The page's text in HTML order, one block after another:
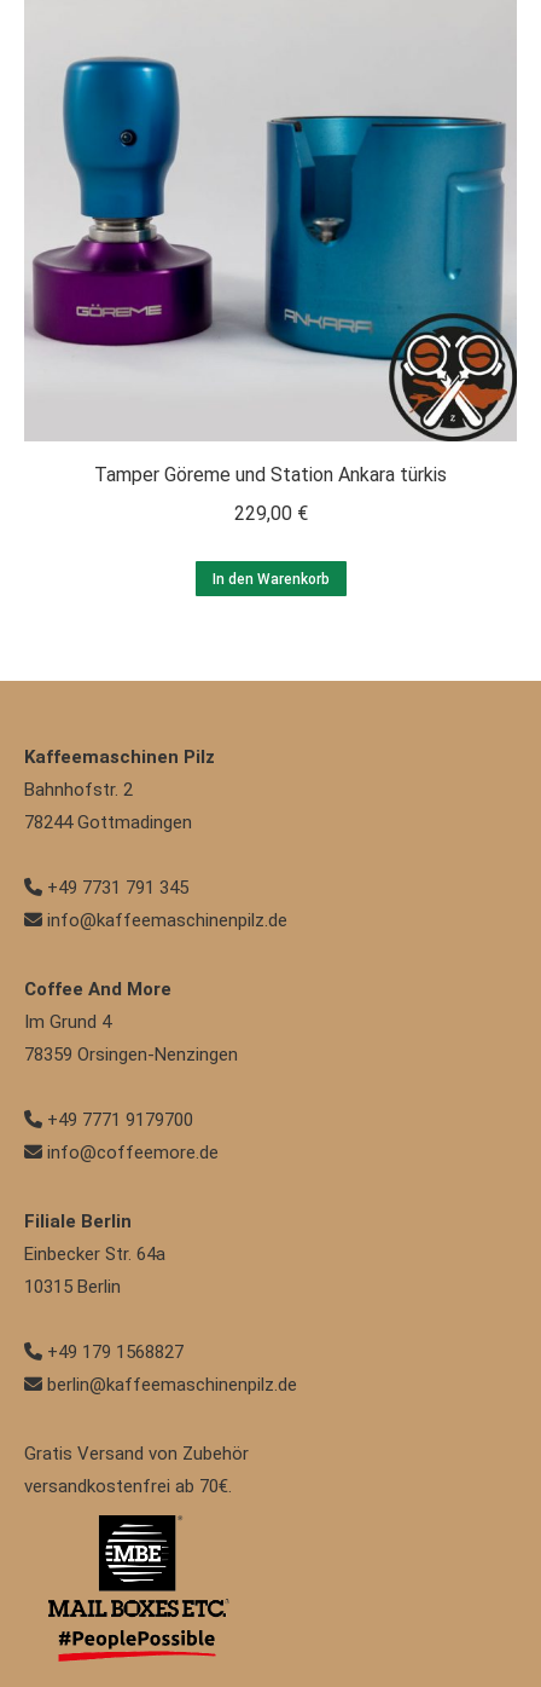
Tamper Göreme und Station Ankara türkis
229,00 €
In den Warenkorb
Kaffeemaschinen Pilz
Bahnhofstr. 2
78244 Gottmadingen
+49 7731 791 345
info@kaffeemaschinenpilz.de
Coffee And More
Im Grund 4
78359 Orsingen-Nenzingen
+49 7771 9179700
info@coffeemore.de
Filiale Berlin
Einbecker Str. 64a
10315 Berlin
+49 179 1568827
berlin@kaffeemaschinenpilz.de
Gratis Versand von Zubehör
versandkostenfrei ab 70€.